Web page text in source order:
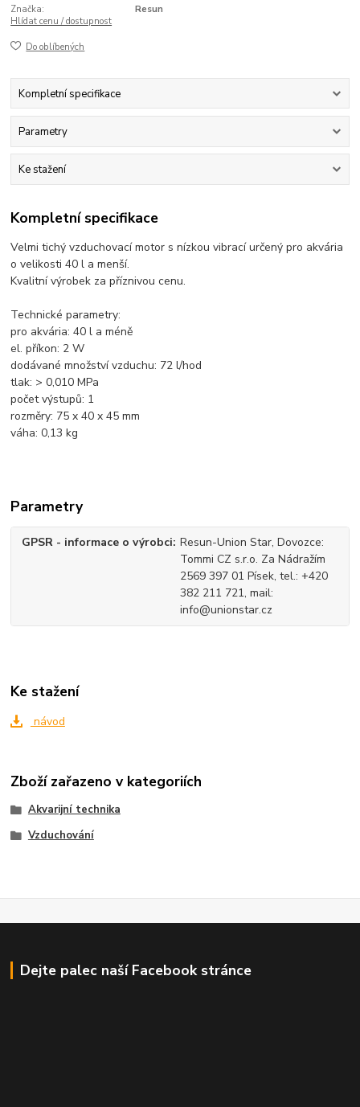
Značka:
Resun
Hlídat cenu / dostupnost
Do oblíbených
Kompletní specifikace
Parametry
Ke stažení
Kompletní specifikace
Velmi tichý vzduchovací motor s nízkou vibrací určený pro akvária
o velikosti 40 l a menší.
Kvalitní výrobek za příznivou cenu.
Technické parametry:
pro akvária: 40 l a méně
el. příkon: 2 W
dodávané množství vzduchu: 72 l/hod
tlak: > 0,010 MPa
počet výstupů: 1
rozměry: 75 x 40 x 45 mm
váha: 0,13 kg
Parametry
GPSR - informace o výrobci Resun-Union Star, Dovozce:
Tommi CZ s.r.o. Za Nádražím
2569 397 01 Písek, tel.: +420
382 211 721, mail:
info@unionstar.cz
Ke stažení
návod
Zboží zařazeno v kategoriích
Akvarijní technika
Vzduchování
Dejte palec naší Facebook stránce